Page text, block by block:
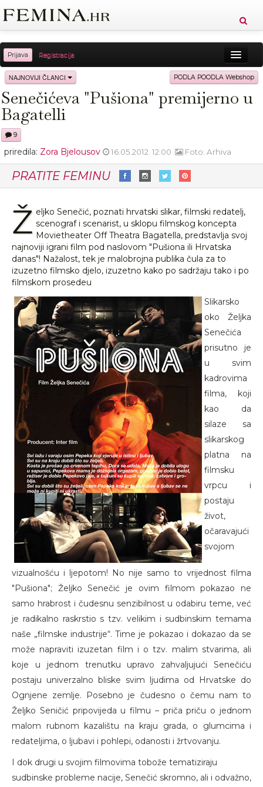
Prijava Registracija
Sreća Zdravlje Vitkost
Moda Ljubav Relax Putovanja Recepti
NAJNOVIJI ČLANCI PODLA POODLA Webshop
Senečićeva "Pušiona" premijerno u
Bagatelli
9
priredila: Zora Bjelousov 16.05.2012. 12:00 Foto: Arhiva
PRATITE FEMINU
Ž eljko Senečić, poznati hrvatski slikar, filmski redatelj,
scenograf i scenarist, u sklopu filmskog koncepta
Movietheater Off Theatra Bagatella, predstavlja svoj
najnoviji igrani film pod naslovom "Pušiona ili Hrvatska
danas"! Nažalost, tek je malobrojna publika čula za to
izuzetno filmsko djelo, izuzetno kako po sadržaju tako i po
filmskom prosedeu
Slikarsko
oko Željka
Senečića
prisutno je
u svim
kadrovima
filma, koji
kao da
silaze sa
slikarskog
platna na
filmsku
vrpcu i
postaju
život,
očaravajući
svojom
vizualnošću i ljepotom! No nije samo to vrijednost filma
"Pušiona"; Željko Senečić je ovim filmom pokazao ne
samo hrabrost i čudesnu senzibilnost u odabiru teme, već
je radikalno raskrstio s tzv. velikim i sudbinskim temama
naše „filmske industrije“. Time je pokazao i dokazao da se
može napraviti izuzetan film i o tzv. malim stvarima, ali
koje u jednom trenutku upravo zahvaljujući Senečiću
postaju univerzalno bliske svim ljudima od Hrvatske do
Ognjene zemlje. Posebno je čudesno o čemu nam to
Željko Seničić pripovijeda u filmu – priča priču o jednom
malom rubnom kazalištu na kraju grada, o glumcima i
redateljima, o ljubavi i pohlepi, odanosti i žrtvovanju.
I dok drugi u svojim filmovima tobože tematiziraju
sudbinske probleme nacije, Senečić skromno, ali i odvažno,